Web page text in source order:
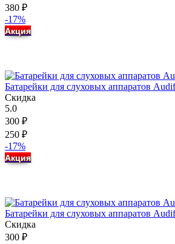
380 ₽
-17%
Акция
Батарейки для слуховых аппаратов
Скидка
5.0
300 ₽
250 ₽
-17%
Акция
Батарейки для слуховых аппаратов
Скидка
300 ₽